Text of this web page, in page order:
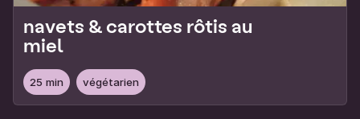
navets & carottes rôtis au
miel
25 min végétarien